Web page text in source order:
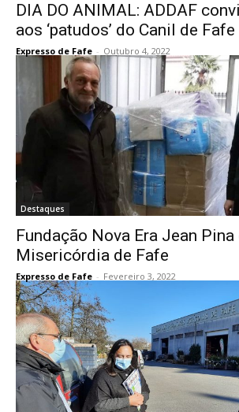
DIA DO ANIMAL: ADDAF
aos ‘patudos’ do Canil de Fafe
Expresso de Fafe - Outubro 4, 2022
Destaques
Fundação Nova Era Jean
Misericórdia de Fafe
Expresso de Fafe - Fevereiro 3, 2022